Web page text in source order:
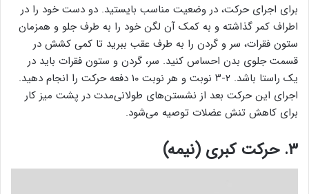
برای اجرای حرکت، در وضعیت مناسب بایستید. دو دست خود را در
اطراف کمر گذاشته و به کمک آن لگن خود را به طرف جلو و همزمان
ستون فقرات، سر و گردن را به طرف عقب ببرید تا کمی کشش در
قسمت جلوی بدن احساس کنید. سر، گردن و ستون فقرات باید در
یک راستا باشد. ۲-۳ نوبت و هر نوبت ۱۰ دفعه حرکت را انجام دهید.
اجرای این حرکت بعد از نشستن‌های طولانی‌مدت در پشت میز کار
برای کاهش تنش عضلات توصیه می‌شود.
۳. حرکت کبری (نیمه)